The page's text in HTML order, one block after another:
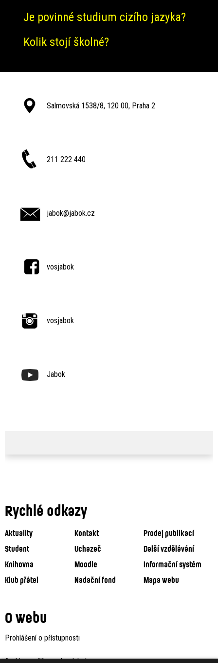
Je povinné studium cizího jazyka?
Kolik stojí školné?
Salmovská 1538/8, 120 00, Praha 2
211 222 440
jabok@jabok.cz
vosjabok
vosjabok
Jabok
Rychlé odkazy
Aktuality Kontakt
Prodej publikací
Student
Uchazeč
Další vzdělávání
Knihovna
Moodle
Informační systém
Klub přátel
Nadační fond Mapa webu
O webu
Prohlášení o přístupnosti
Archiv staršího webu Jaboku